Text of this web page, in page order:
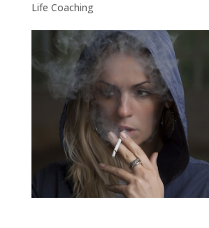
Life Coaching